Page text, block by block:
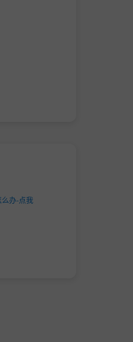
办-点我